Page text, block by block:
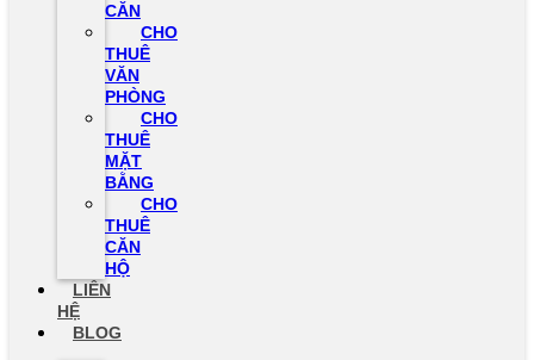
CĂN
CHO
THUÊ
VĂN
PHÒNG
CHO
THUÊ
MẶT
BẰNG
CHO
THUÊ
CĂN
HỘ
LIÊN
HỆ
BLOG